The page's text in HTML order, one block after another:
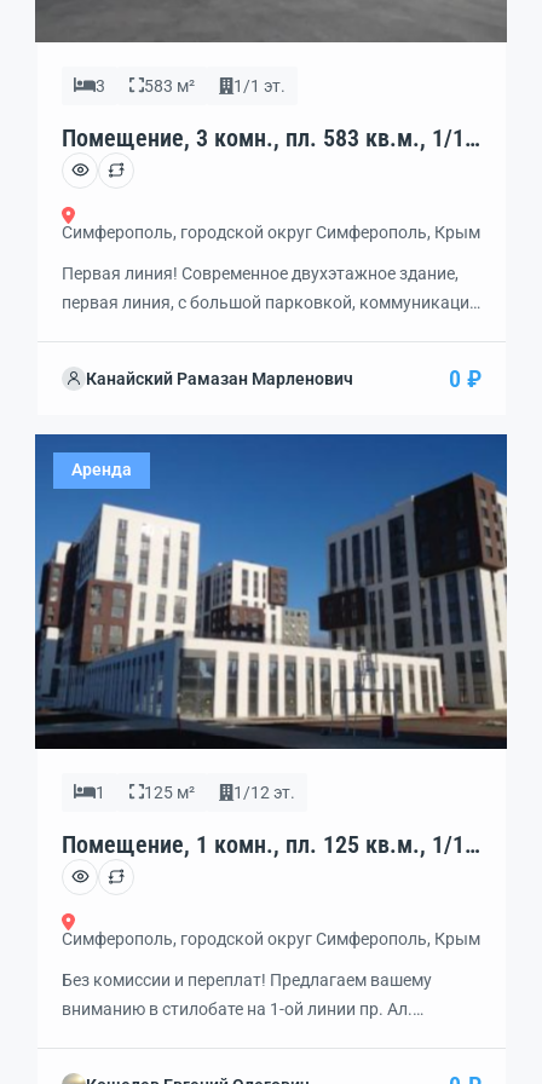
3 583 м² 1/1 эт.
Помещение, 3 комн., пл. 583 кв.м., 1/1
эт., код: 462299
Симферополь, городской округ Симферополь, Крым
Пepвaя линия! Cовремeнное двухэтажнoе здaние,
первая линия, c бoльшой паркoвкoй, кoммуникaции
мeдицинскoе, учeбное, офисноe, тoргoвoе
Канайский Рамазан Марленович 0 ₽
Аренда
1 125 м² 1/12 эт.
Помещение, 1 комн., пл. 125 кв.м., 1/12
эт., код: 462298
Симферополь, городской округ Симферополь, Крым
Без комиссии и переплат! Предлагаем вашему
вниманию в стилобате на 1-ой линии пр. Ал.